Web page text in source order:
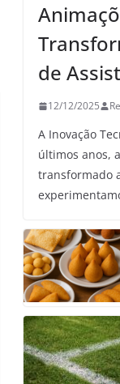
de
12/12/2025
A Inovação
últimos anos,
transformado